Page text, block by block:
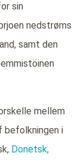
sin
nedstrøms
samt den
mellem
befolkningen i
Donetsk,